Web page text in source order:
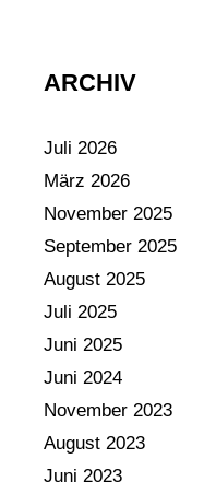
ARCHIV
Juli 2026
März 2026
November 2025
September 2025
August 2025
Juli 2025
Juni 2025
Juni 2024
November 2023
August 2023
Juni 2023